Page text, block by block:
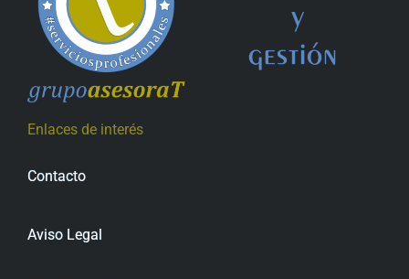
Enlaces de interés
Contacto
Aviso Legal